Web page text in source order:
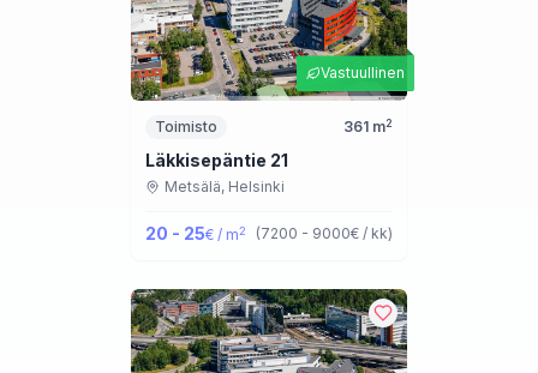
Vastuullinen
Toimisto 361 m2
Läkkisepäntie 21
Metsälä, Helsinki
20 - 25€ / m2 (7200 - 9000€ / kk)